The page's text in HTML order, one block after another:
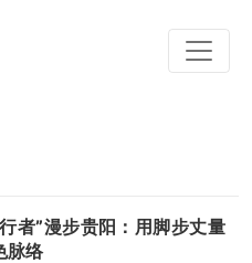
者”漫步贵阳：用脚步丈量
脉络